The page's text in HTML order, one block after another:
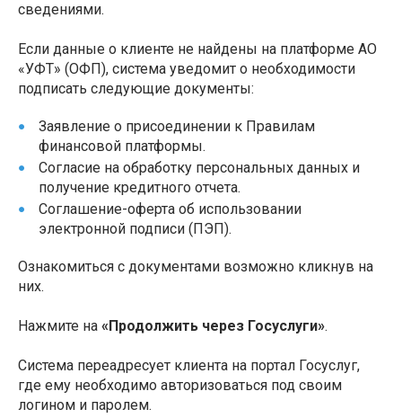
сведениями.
Если данные о клиенте не найдены на платформе АО
«УФТ» (ОФП), система уведомит о необходимости
подписать следующие документы:
Заявление о присоединении к Правилам
финансовой платформы.
Согласие на обработку персональных данных и
получение кредитного отчета.
Соглашение-оферта об использовании
электронной подписи (ПЭП).
Ознакомиться с документами возможно кликнув на
них.
Нажмите на «Продолжить через Госуслуги».
Система переадресует клиента на портал Госуслуг,
где ему необходимо авторизоваться под своим
логином и паролем.